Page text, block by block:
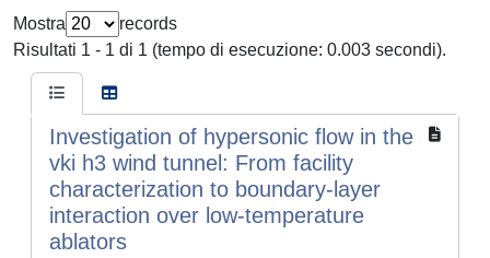
Mostra
records
Risultati 1 - 1 di 1 (tempo di esecuzione: 0.003 secondi).
Investigation of hypersonic flow in the
vki h3 wind tunnel: From facility
characterization to boundary-layer
interaction over low-temperature
ablators